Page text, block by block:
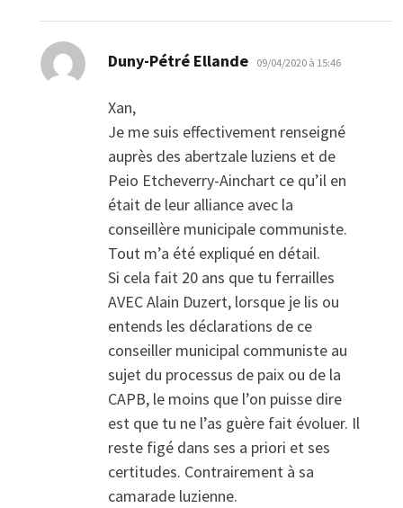
Duny-Pétré Ellande dit :
09/04/2020 à 15:46
Xan,
Je me suis effectivement renseigné
auprès des abertzale luziens et de
Peio Etcheverry-Ainchart ce qu’il en
était de leur alliance avec la
conseillère municipale communiste.
Tout m’a été expliqué en détail.
Si cela fait 20 ans que tu ferrailles
AVEC Alain Duzert, lorsque je lis ou
entends les déclarations de ce
conseiller municipal communiste au
sujet du processus de paix ou de la
CAPB, le moins que l’on puisse dire
est que tu ne l’as guère fait évoluer. Il
reste figé dans ses a priori et ses
certitudes. Contrairement à sa
camarade luzienne.